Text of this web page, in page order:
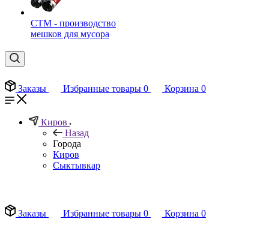
СТМ - производство
мешков для мусора
Заказы Избранные товары 0 Корзина 0
Киров
Назад
Города
Киров
Сыктывкар
Заказы
Избранные товары 0 Корзина 0